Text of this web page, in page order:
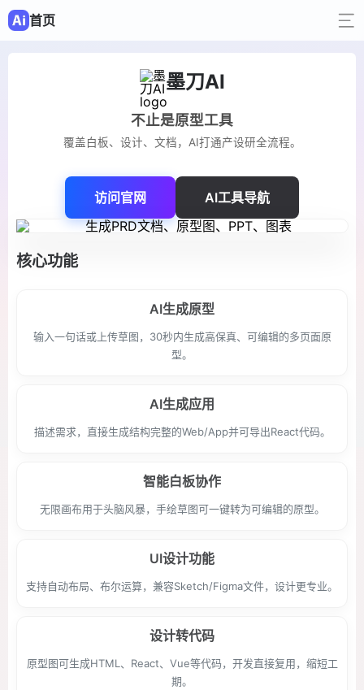
首页
墨刀AI
不止是原型工具
覆盖白板、设计、文档，AI打通产设研全流程。
访问官网 AI工具导航
核心功能
AI生成原型
输入一句话或上传草图，30秒内生成高保真、可编辑的多页面原
型。
AI生成应用
描述需求，直接生成结构完整的Web/App并可导出React代码。
智能白板协作
无限画布用于头脑风暴，手绘草图可一键转为可编辑的原型。
UI设计功能
支持自动布局、布尔运算，兼容Sketch/Figma文件，设计更专业。
设计转代码
原型图可生成HTML、React、Vue等代码，开发直接复用，缩短工
期。